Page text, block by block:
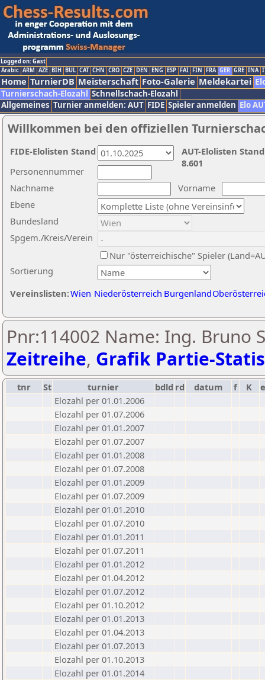
Logged on: Gast
Arabic ARM AZE BIH BUL CAT CHN CRO CZE DEN ENG ESP FAI FIN FRA GER GRE INA
Home TurnierDB Meisterschaft Foto-Galerie Meldekartei
Turnierschach-Elozahl Schnellschach-Elozahl
Allgemeines Turnier anmelden: AUT FIDE Spieler anmelden Elo
Willkommen bei den offiziellen
Nachname
Vorname
Ebene
Sortierung
Personennummer
Bundesland
Spgem./Kreis/Verein
Nur "österreichische" Spieler
Vereinslisten:Wien Niederösterreich Burgenland
AUT-Elolisten
8.601
FIDE-Elolisten Stand
Pnr:114002 Name: Ing. Bruno
Zeitreihe, Grafik Partie-
tnr St turnier bdld rd datum f K
Elozahl per 01.01.2006
Elozahl per 01.07.2006
Elozahl per 01.01.2007
Elozahl per 01.07.2007
Elozahl per 01.01.2008
Elozahl per 01.07.2008
Elozahl per 01.01.2009
Elozahl per 01.07.2009
Elozahl per 01.01.2010
Elozahl per 01.07.2010
Elozahl per 01.01.2011
Elozahl per 01.07.2011
Elozahl per 01.01.2012
Elozahl per 01.04.2012
Elozahl per 01.07.2012
Elozahl per 01.10.2012
Elozahl per 01.01.2013
Elozahl per 01.04.2013
Elozahl per 01.07.2013
Elozahl per 01.10.2013
Elozahl per 01.01.2014